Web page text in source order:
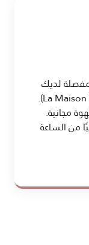
لديك
في مقهى لا ميزون مارتينيز (La Maison Martinez).
مجانية.
من الساعة